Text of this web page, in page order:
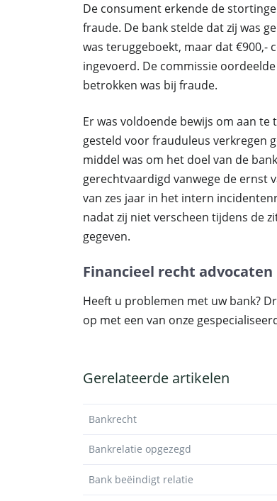
De consument erkende de
fraude. De bank stelde dat zij was
was teruggeboekt, maar dat €900,-
ingevoerd. De commissie
betrokken was bij fraude.
Er was voldoende bewijs om aan
gesteld voor frauduleus verkregen
middel was om het doel van de
gerechtvaardigd vanwege de ernst
van zes jaar in het intern
nadat zij niet verscheen tijdens de
gegeven.
Financieel recht advocaten
Heeft u problemen met uw bank?
op met een van onze
Gerelateerde artikelen
Bankrecht
Bankrelatie opgezegd
Bank beëindigt relatie